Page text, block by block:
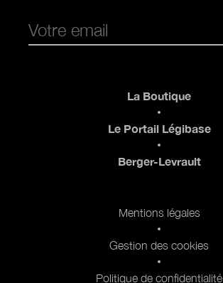
La Boutique
Le Portail Légibase
Berger-Levrault
Mentions légales
Gestion des cookies
Politique de confidentialité